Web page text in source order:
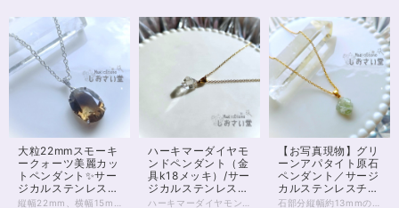
大粒22mmスモーキ
ークォーツ美麗カッ
トペンダント✨サー
ジカルステンレスチ
ェーン50cm・マグ
ハーキマーダイヤモ
ンドペンダント（金
具k18メッキ）/サー
ジカルステンレスチ
ェーン（k18メッ
【お写真現物】グリ
ーンアパタイト原石
ペンダント／サージ
カルステンレスチェ
ーン使用